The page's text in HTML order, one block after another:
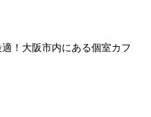
！大阪市内にある個室カフ